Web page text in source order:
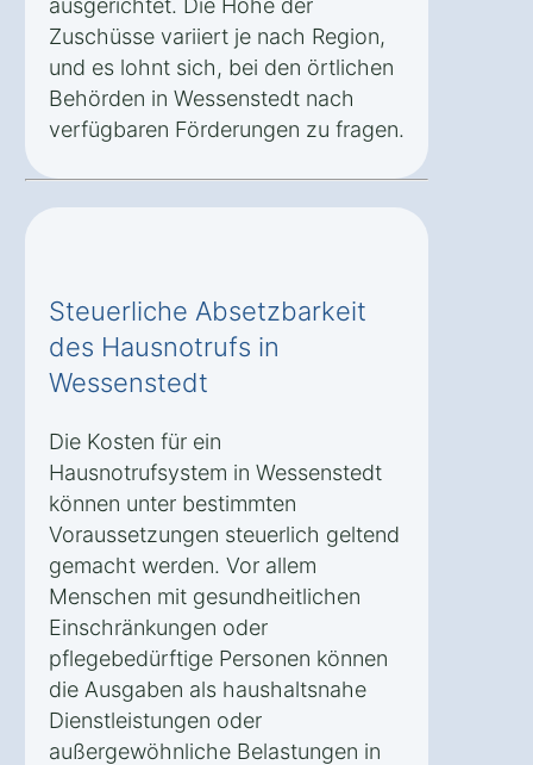
ausgerichtet. Die Höhe der
Zuschüsse variiert je nach Region,
und es lohnt sich, bei den örtlichen
Behörden in Wessenstedt nach
verfügbaren Förderungen zu fragen.
Steuerliche Absetzbarkeit
des Hausnotrufs in
Wessenstedt
Die Kosten für ein
Hausnotrufsystem in Wessenstedt
können unter bestimmten
Voraussetzungen steuerlich geltend
gemacht werden. Vor allem
Menschen mit gesundheitlichen
Einschränkungen oder
pflegebedürftige Personen können
die Ausgaben als haushaltsnahe
Dienstleistungen oder
außergewöhnliche Belastungen in